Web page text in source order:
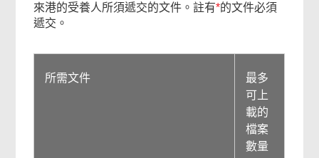
來港的受養人所須遞交的文件。註有*的文件必須
遞交。
所需文件
最多
可上
載的
檔案
數量